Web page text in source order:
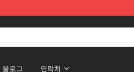
블로그 연락처